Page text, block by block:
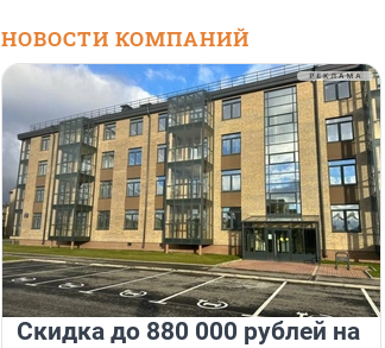
НОВОСТИ КОМПАНИЙ
Скидка до 880 000 рублей на